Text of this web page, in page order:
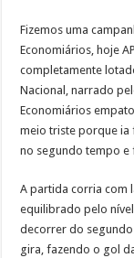
Fizemos uma
Economiários, hoje
completamente
Nacional, narrado
Economiários
meio triste porque ia
no segundo tempo e
A partida corria com
equilibrado pelo
decorrer do
gira, fazendo o gol